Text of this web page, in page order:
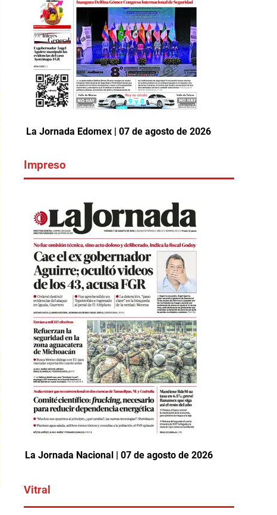
La Jornada Edomex | 07 de agosto de 2026
Impreso
La Jornada Nacional | 07 de agosto de 2026
Vitral